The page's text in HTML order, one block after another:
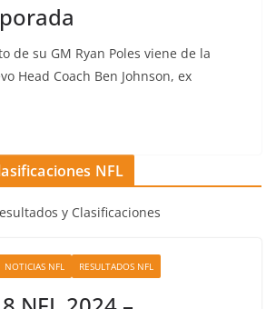
de su GM Ryan Poles viene de la
Head Coach Ben Johnson, ex
NFL
y Clasificaciones
NOTICIAS NFL RESULTADOS NFL